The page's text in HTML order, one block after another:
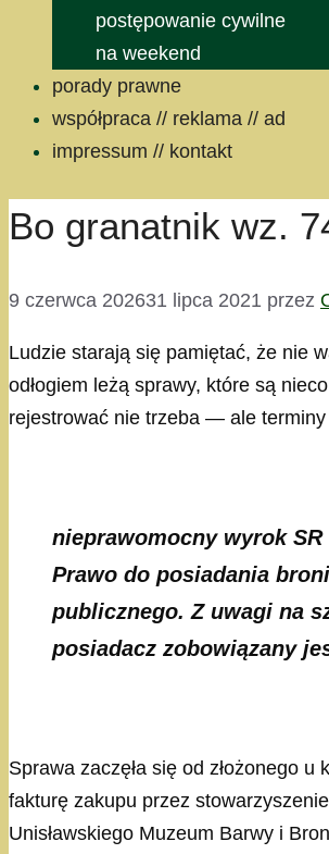
postępowanie cywilne
na weekend
porady prawne
współpraca // reklama // ad
impressum // kontakt
Bo granatnik wz.
9 czerwca 202631 lipca 2021 przez
Ludzie starają się pamiętać, że nie
odłogiem leżą sprawy, które są
rejestrować nie trzeba — ale
nieprawomocny wyrok SR
Prawo do posiadania
publicznego. Z uwagi na
posiadacz zobowiązany
Sprawa zaczęła się od złożonego
fakturę zakupu przez
Unisławskiego Muzeum Barwy i